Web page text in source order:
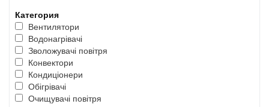
Категория
Вентилятори
Водонагрівачі
Зволожувачі повітря
Конвектори
Кондиціонери
Обігрівачі
Очищувачі повітря